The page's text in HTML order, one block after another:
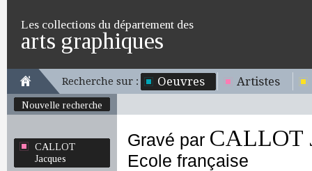
Les collections du département des
arts graphiques
Recherche sur : Oeuvres Artistes
Nouvelle recherche
CALLOT
Jacques
Gravé par CALLOT
Ecole française